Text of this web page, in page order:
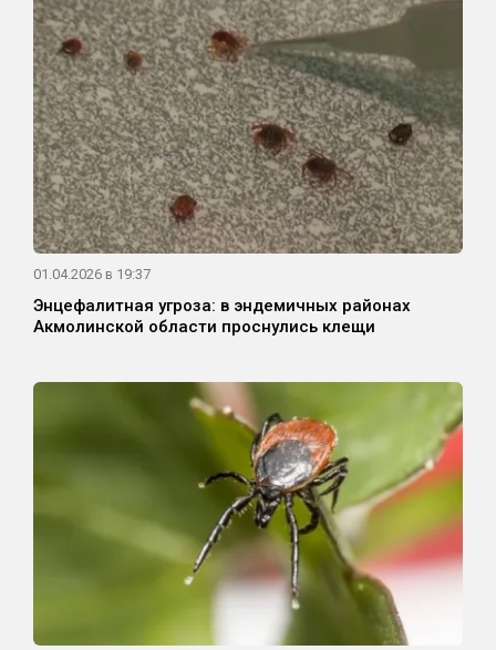
01.04.2026 в 19:37
Энцефалитная угроза: в эндемичных районах
Акмолинской области проснулись клещи